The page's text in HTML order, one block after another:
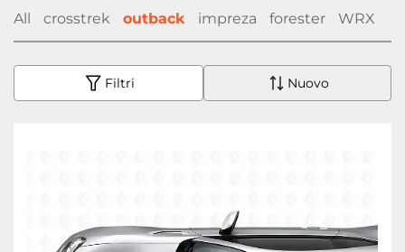
All crosstrek outback impreza forester WRX
Filtri Nuovo